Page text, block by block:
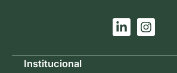
L
i
k
I
n
t
Institucional